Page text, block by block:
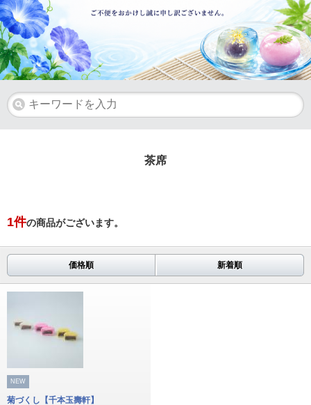
茶席
1件の商品がございます。
価格順 新着順
NEW
菊づくし【千本玉壽軒】